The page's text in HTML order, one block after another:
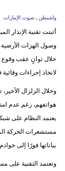
واشنطن ـ صوت الإمارات
أثبتت تقنية الإنذار
وصول الهزات الأرضية
خلال ثوانٍ عقب وقوع
لاتخاذ إجراءات
هواتفهم، رغم عدم
يعتمد النظام على
مستشعرات الحركة
بياناتها فورًا إلى
وتعتمد التقنية على